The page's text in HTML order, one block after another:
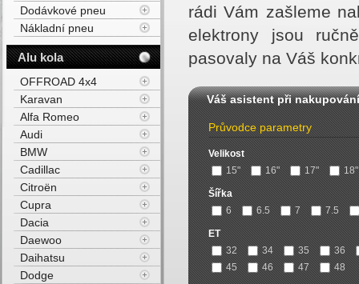
rádi Vám zašleme
elektrony jsou
pasovaly na Váš
Váš asistent při nakupování
Průvodce parametry
Velikost
15"
16" 17" 18"
Šířka
6
6.5 7 7.5
ET
32
34 35
36
45
46 47 48
Dodávkové pneu
Nákladní pneu
Alu kola
OFFROAD 4x4
Karavan
Alfa Romeo
Audi
BMW
Cadillac
Citroën
Cupra
Dacia
Daewoo
Daihatsu
Dodge